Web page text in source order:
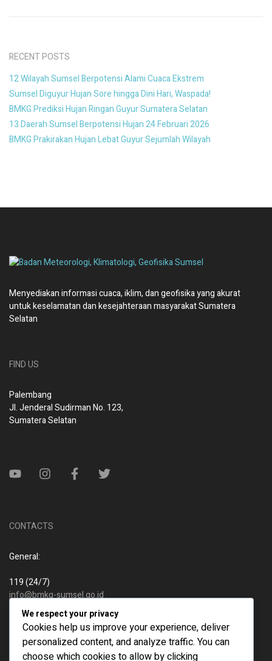
RECENT POSTS
12 Wilayah Sumsel Berpotensi Alami Cuaca Ekstrem
Sumsel Diguyur Hujan Sore hingga Dini Hari, Waspada!
BMKG Prediksi Hujan Ringan Guyur Sumatera Selatan
13 Daerah Sumsel Berpotensi Hujan 24 Februari 2026
BMKG Prakirakan Hujan Lebat Guyur Sejumlah Wilayah
Menyediakan informasi cuaca, iklim, dan geofisika yang akurat
untuk keselamatan dan kesejahteraan masyarakat Sumatera
Selatan
FIND US
Palembang
Jl. Jenderal Sudirman No. 123,
Sumatera Selatan
CONTACTS
General:
119 (24/7)
info@bmkg-sumsel.go.id
New business:
119 (24/7)
We respect your privacy
Cookies help us improve your experience, deliver
personalized content, and analyze traffic. You can
choose which cookies to allow by clicking